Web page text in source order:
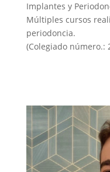
Implantes y
Múltiples cursos
periodoncia.
(Colegiado número.: